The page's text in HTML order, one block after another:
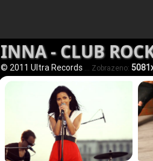
INNA - CLUB
© 2011 Ultra Records ... Zobrazeno: